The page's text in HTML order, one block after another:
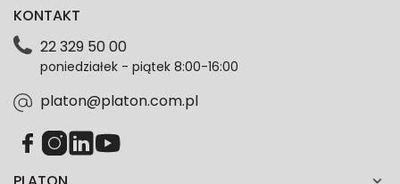
dotyczące danych osobowych znajdziesz w naszej
każdym czasie. Wycofanie zgody nie wpłynie na
zgodność z prawem przetwarzania dokonanego przed
KONTAKT
22 329 50 00
poniedziałek - piątek 8:00-16:00
platon@platon.com.pl